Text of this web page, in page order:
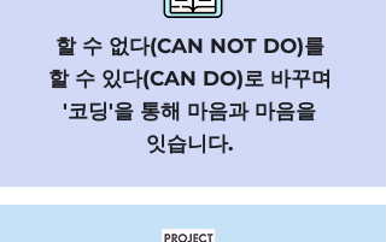
할 수 없다(CAN NOT DO)를
할 수 있다(CAN DO)로 바꾸며
'코딩'을 통해 마음과 마음을
잇습니다.